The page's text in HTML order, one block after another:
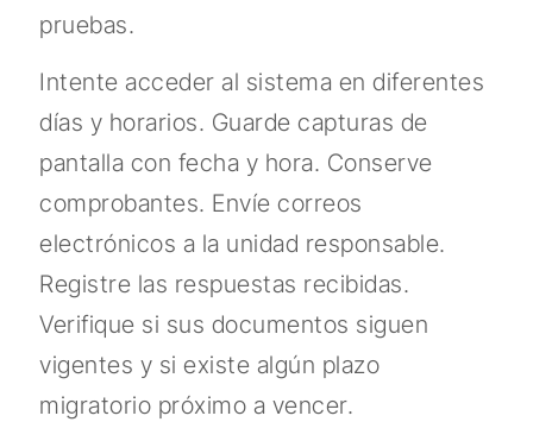
pruebas.
Intente acceder al sistema en diferentes
días y horarios. Guarde capturas de
pantalla con fecha y hora. Conserve
comprobantes. Envíe correos
electrónicos a la unidad responsable.
Registre las respuestas recibidas.
Verifique si sus documentos siguen
vigentes y si existe algún plazo
migratorio próximo a vencer.